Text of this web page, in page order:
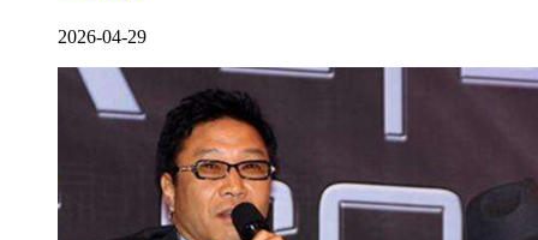
2026-04-29